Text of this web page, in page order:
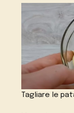
Tagliare le